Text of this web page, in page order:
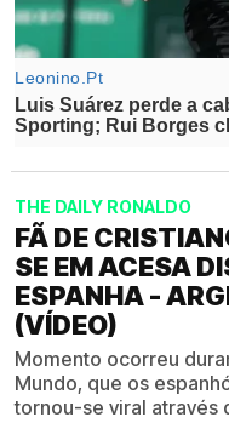
THE DAILY RONALDO
FÃ DE
SE EM ACESA
ESPANHA -
(VÍDEO)
Momento ocorreu
Mundo, que os
tornou-se viral através